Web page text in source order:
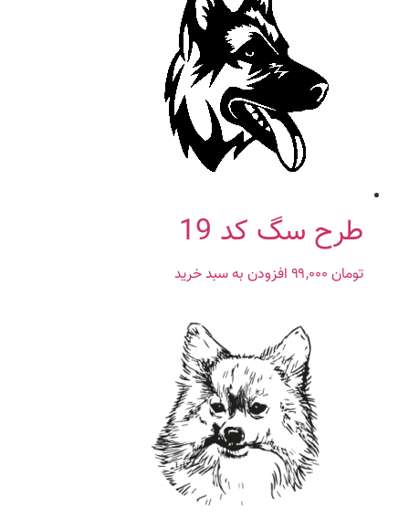
طرح سگ کد 19
تومان افزودن به سبد خرید